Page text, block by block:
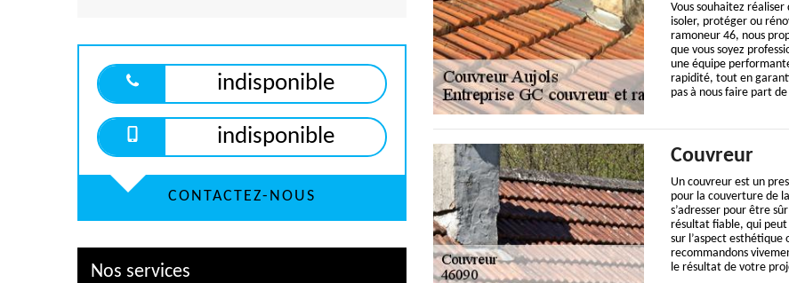
indisponible
indisponible
CONTACTEZ-NOUS
Nos services
Vous souhaitez
isoler, protéger ou
ramoneur 46, nous
que vous soyez
une équipe
rapidité, tout en
pas à nous faire part
Couvreur
Un couvreur est un
pour la couverture de
s’adresser pour être
résultat fiable, qui peut
sur l’aspect
recommandons
le résultat de votre